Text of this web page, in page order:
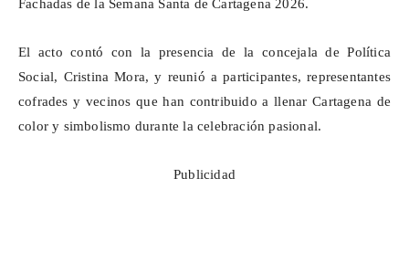
Fachadas de la Semana Santa de Cartagena 2026.
El acto contó con la presencia de la concejala de Política
Social, Cristina Mora, y reunió a participantes, representantes
cofrades y vecinos que han contribuido a llenar Cartagena de
color y simbolismo durante la celebración pasional.
Publicidad